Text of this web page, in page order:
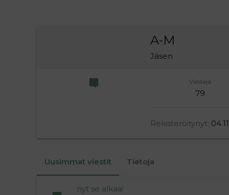
A-M
Jäsen
Viestejä
79
Rekisteröitynyt
Uusimmat viestit Tietoja
nyt se alkaa!